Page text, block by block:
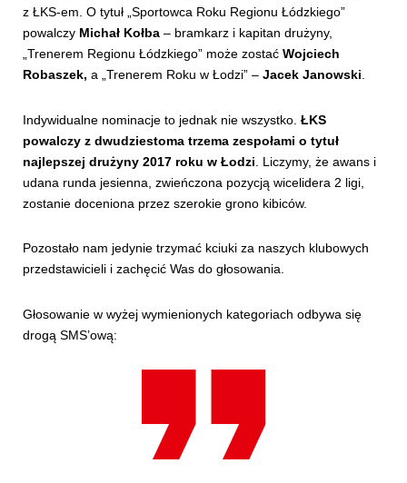
z ŁKS-em. O tytuł „Sportowca Roku Regionu Łódzkiego”
powalczy Michał Kołba – bramkarz i kapitan drużyny,
„Trenerem Regionu Łódzkiego” może zostać Wojciech
Robaszek, a „Trenerem Roku w Łodzi” – Jacek Janowski.
Indywidualne nominacje to jednak nie wszystko. ŁKS
powalczy z dwudziestoma trzema zespołami o tytuł
najlepszej drużyny 2017 roku w Łodzi . Liczymy, że awans i
udana runda jesienna, zwieńczona pozycją wicelidera 2 ligi,
zostanie doceniona przez szerokie grono kibiców.
Pozostało nam jedynie trzymać kciuki za naszych klubowych
przedstawicieli i zachęcić Was do głosowania.
Głosowanie w wyżej wymienionych kategoriach odbywa się
drogą SMS’ową: